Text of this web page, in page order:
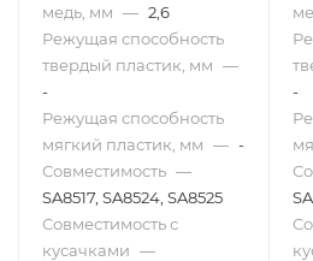
медь, мм — 2,6
Режущая способность
твердый пластик, мм —
-
Режущая способность
мягкий пластик, мм — -
Совместимость —
SA8517, SA8524, SA8525
Совместимость с
кусачками —
-